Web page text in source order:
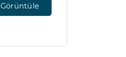
Görüntüle